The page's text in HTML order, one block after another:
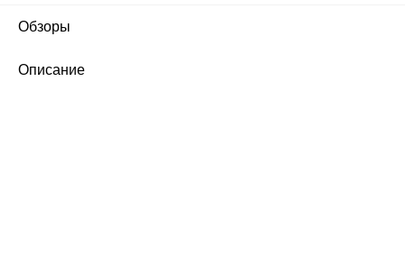
Обзоры
Описание